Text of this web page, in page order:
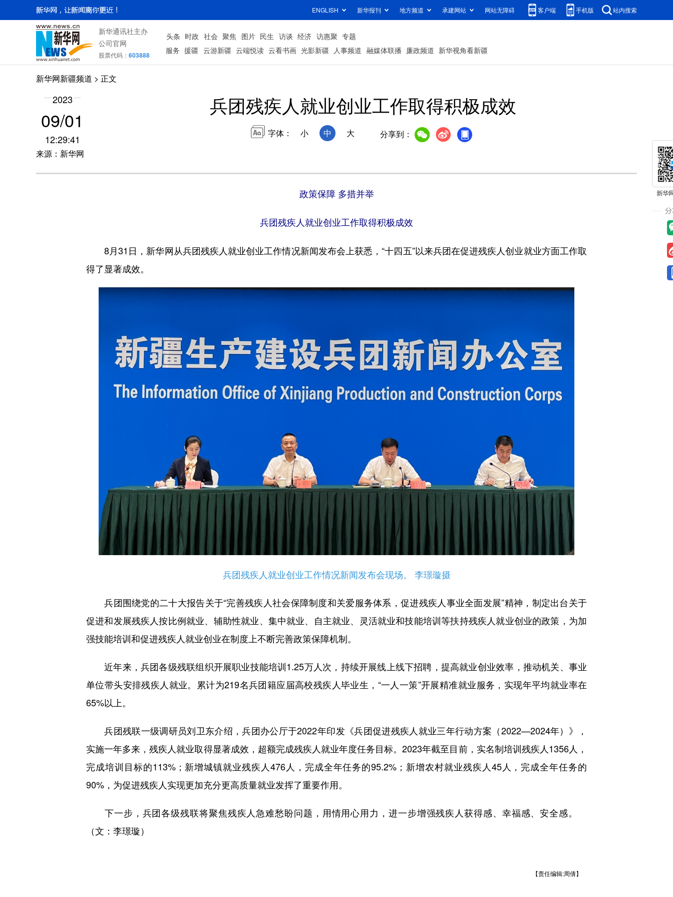
ENGLISH 新华报刊 地方频道 承建网站 网站无障碍 客户端 手机版 站内搜索
新华通讯社主办
公司官网
股票代码： 603888
头条 时政 社会 聚焦 图片 民生 访谈 经济 访惠聚 专题
服务 援疆 云游新疆 云端悦读 云看书画 光影新疆 人事频道 融媒体联播 廉政频道 新华视角看新疆
新华网新疆频道 > 正文
2023
09/01
12:29:41
来源：新华网
兵团残疾人就业创业工作取得积极成效
字体： 小 中 大 分享到：
政策保障 多措并举
兵团残疾人就业创业工作取得积极成效
8月31日，新华网从兵团残疾人就业创业工作情况新闻发布会上获悉，“十四五”以来兵团在促进残疾人创业就业方面工作取
得了显著成效。
兵团残疾人就业创业工作情况新闻发布会现场。 李璟璇摄
兵团围绕党的二十大报告关于“完善残疾人社会保障制度和关爱服务体系，促进残疾人事业全面发展”精神，制定出台关于
促进和发展残疾人按比例就业、辅助性就业、集中就业、自主就业、灵活就业和技能培训等扶持残疾人就业创业的政策，为加
强技能培训和促进残疾人就业创业在制度上不断完善政策保障机制。
近年来，兵团各级残联组织开展职业技能培训1.25万人次，持续开展线上线下招聘，提高就业创业效率，推动机关、事业
单位带头安排残疾人就业。累计为219名兵团籍应届高校残疾人毕业生，“一人一策”开展精准就业服务，实现年平均就业率在
65%以上。
兵团残联一级调研员刘卫东介绍，兵团办公厅于2022年印发《兵团促进残疾人就业三年行动方案（2022—2024年）》，
实施一年多来，残疾人就业取得显著成效，超额完成残疾人就业年度任务目标。2023年截至目前，实名制培训残疾人1356人，
完成培训目标的113%；新增城镇就业残疾人476人，完成全年任务的95.2%；新增农村就业残疾人45人，完成全年任务的
90%，为促进残疾人实现更加充分更高质量就业发挥了重要作用。
下一步，兵团各级残联将聚焦残疾人急难愁盼问题，用情用心用力，进一步增强残疾人获得感、幸福感、安全感。
（文：李璟璇）
【责任编辑:周倩】